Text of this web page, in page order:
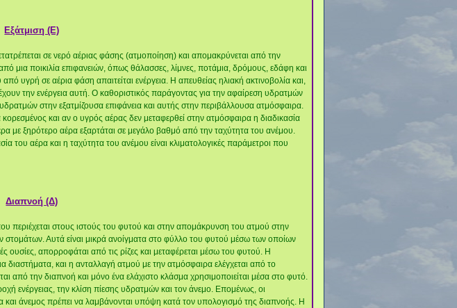
Εξάτμιση (Ε)
σε νερό αέριας φάσης (ατμοποίηση) και απομακρύνεται από την
μια ποικιλία επιφανειών, όπως θάλασσες, λίμνες, ποτάμια, δρόμους, εδάφη και
υγρή σε αέρια φάση απαιτείται ενέργεια. Η απευθείας ηλιακή ακτινοβολία και,
την ενέργεια αυτή. Ο καθοριστικός παράγοντας για την αφαίρεση υδρατμών
στην εξατμίζουσα επιφάνεια και αυτής στην περιβάλλουσα ατμόσφαιρα.
και αν ο υγρός αέρας δεν μεταφερθεί στην ατμόσφαιρα η διαδικασία
με ξηρότερο αέρα εξαρτάται σε μεγάλο βαθμό από την ταχύτητα του ανέμου.
του αέρα και η ταχύτητα του ανέμου είναι κλιματολογικές παράμετροι που
Διαπνοή (Δ)
περιέχεται στους ιστούς του φυτού και στην απομάκρυνση του ατμού στην
στομάτων. Αυτά είναι μικρά ανοίγματα στο φύλλο του φυτού μέσω των οποίων
ουσίες, απορροφάται από τις ρίζες και μεταφέρεται μέσω του φυτού. Η
και η ανταλλαγή ατμού με την ατμόσφαιρα ελέγχεται από το
από την διαπνοή και μόνο ένα ελάχιστο κλάσμα χρησιμοποιείται μέσα στο φυτό.
ενέργειας, την κλίση πίεσης υδρατμών και τον άνεμο. Επομένως, οι
άνεμος πρέπει να λαμβάνονται υπόψη κατά τον υπολογισμό της διαπνοής. Η